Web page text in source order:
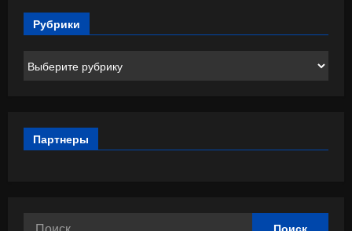
Рубрики
Партнеры
Найти: